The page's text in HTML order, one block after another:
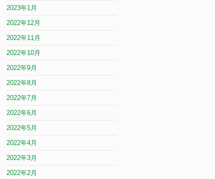
2023年1月
2022年12月
2022年11月
2022年10月
2022年9月
2022年8月
2022年7月
2022年6月
2022年5月
2022年4月
2022年3月
2022年2月